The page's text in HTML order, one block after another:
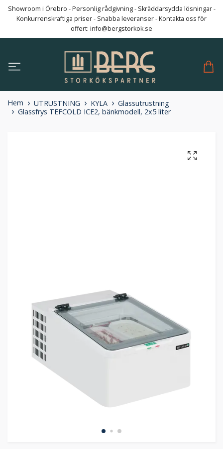
Showroom i Örebro - Personlig rådgivning - Skräddarsydda lösningar -
Konkurrenskraftiga priser - Snabba leveranser - Kontakta oss för
offert: info@bergstorkok.se
Hem UTRUSTNING KYLA
Glassutrustning
Glassfrys TEFCOLD ICE2, bänkmodell, 2x5 liter